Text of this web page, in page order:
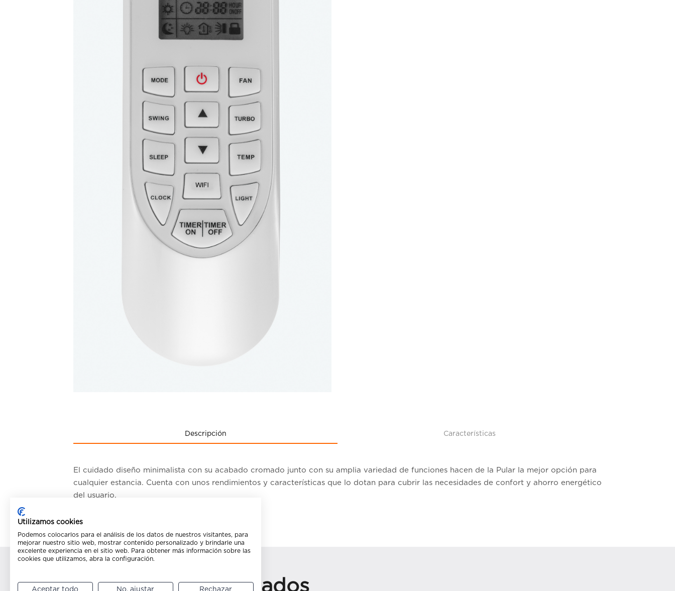
Descripción Características
El cuidado diseño minimalista con su acabado cromado junto con su amplia variedad de funciones hacen de la Pular la mejor opción para
cualquier estancia. Cuenta con unos rendimientos y características que lo dotan para cubrir las necesidades de confort y ahorro energético
del usuario.
Productos relacionados
Utilizamos cookies
Podemos colocarlos para el análisis de los datos de nuestros visitantes, para
mejorar nuestro sitio web, mostrar contenido personalizado y brindarle una
excelente experiencia en el sitio web. Para obtener más información sobre las
cookies que utilizamos, abra la configuración.
Aceptar todo No, ajustar Rechazar